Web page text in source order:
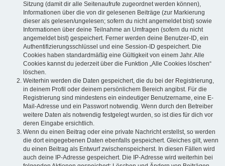
Sitzung (damit dir alle Seitenaufrufe zugeordnet werden können),
Informationen über die von dir gelesenen Beiträge (zur Markierung
dieser als gelesen/ungelesen; sofern du nicht angemeldet bist) sowie
Informationen über deine Teilnahme an Umfragen (sofern du nicht
angemeldet bist) gespeichert. Ferner werden deine Benutzer-ID, ein
Authentifizierungsschlüssel und eine Session-ID gespeichert. Die
Cookies haben standardmäßig eine Gültigkeit von einem Jahr. Alle
Cookies kannst du jederzeit über die Funktion „Alle Cookies löschen“
löschen.
Weiterhin werden die Daten gespeichert, die du bei der Registrierung,
in deinem Profil oder deinem persönlichem Bereich angibst. Für die
Registrierung sind mindestens ein eindeutiger Benutzername, eine E-
Mail-Adresse und ein Passwort notwendig. Wenn durch den Betreiber
weitere Daten als notwendig festgelegt wurden, so ist dies für dich vor
deren Eingabe ersichtlich.
Wenn du einen Beitrag oder eine private Nachricht erstellst, so werden
die dort eingegebenen Daten ebenfalls gespeichert. Gleiches gilt, wenn
du einen Beitrag als Entwurf zwischenspeicherst. In diesen Fällen wird
auch deine IP-Adresse gespeichert. Die IP-Adresse wird weiterhin bei